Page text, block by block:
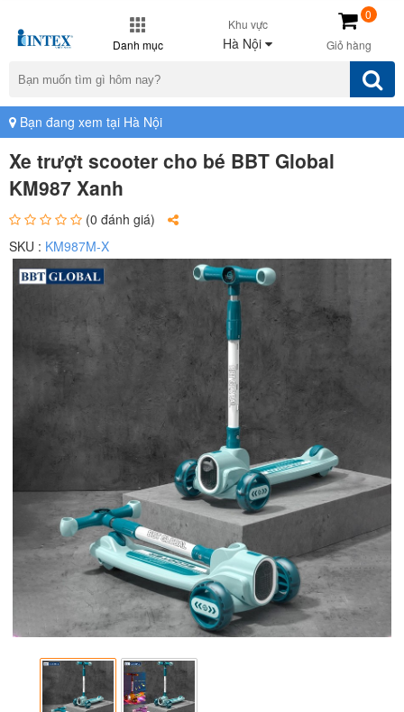
Danh mục
Khu vực
Hà Nội Giỏ hàng
0
Bạn đang xem tại Hà Nội
Xe trượt scooter cho bé BBT Global
KM987 Xanh
(0 đánh giá)
SKU : KM987M-X